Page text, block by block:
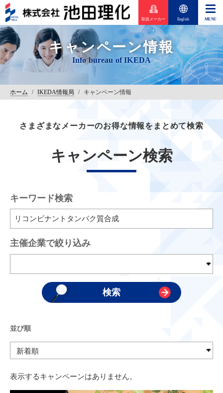
取扱メーカー English
キャンペーン情報
ホーム / IKEDA情報局 / キャンペーン情報
さまざまなメーカーのお得な情報をまとめて検索
キャンペーン検索
キーワード検索
主催企業で絞り込み
並び順
表示するキャンペーンはありません。